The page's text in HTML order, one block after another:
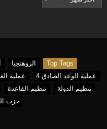
Top Tags الروهنجيا
عملية الوعد الصادق 4
عملية
تنظيم الدولة
تنظيم القاعدة
حزب